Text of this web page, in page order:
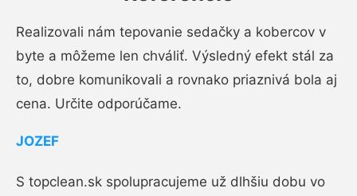
Realizovali nám tepovanie sedačky a kobercov v
byte a môžeme len chváliť. Výsledný efekt stál za
to, dobre komunikovali a rovnako priaznivá bola aj
cena. Určite odporúčame.
JOZEF
S topclean.sk spolupracujeme už dlhšiu dobu vo